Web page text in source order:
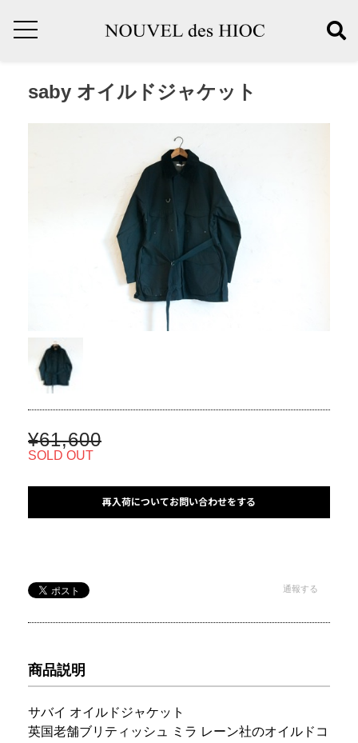
saby オイルドジャケット
¥61,600
SOLD OUT
再入荷についてお問い合わせをする
通報する
商品説明
サバイ オイルドジャケット
英国老舗ブリティッシュ ミラ レーン社のオイルドコ